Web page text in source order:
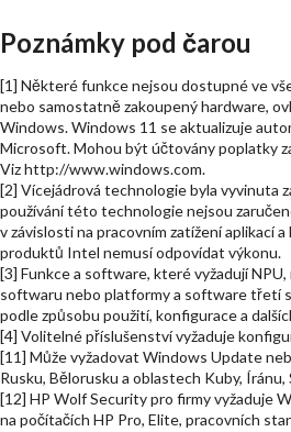
Poznámky pod čarou
[1] Některé funkce nejsou dostupné ve
nebo samostatně zakoupený hardware,
Windows. Windows 11 se aktualizuje
Microsoft. Mohou být účtovány poplatky
Viz http://www.windows.com.
[2] Vícejádrová technologie byla vyvinuta
používání této technologie nejsou
v závislosti na pracovním zatížení aplikací
produktů Intel nemusí odpovídat výkonu.
[3] Funkce a software, které vyžadují
softwaru nebo platformy a software třetí
podle způsobu použití, konfigurace a
[4] Volitelné příslušenství vyžaduje
[11] Může vyžadovat Windows Update
Rusku, Bělorusku a oblastech Kuby,
[12] HP Wolf Security pro firmy vyžaduje
na počítačích HP Pro, Elite, pracovních